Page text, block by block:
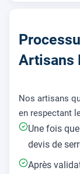
Artisans
Nos artisans
en respectant
Une fois
devis de
Après